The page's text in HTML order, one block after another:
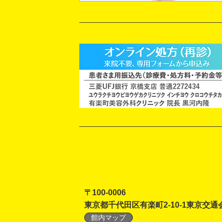
〒100-0006
東京都千代田区有楽町2-10-1東京交通
館内マップ